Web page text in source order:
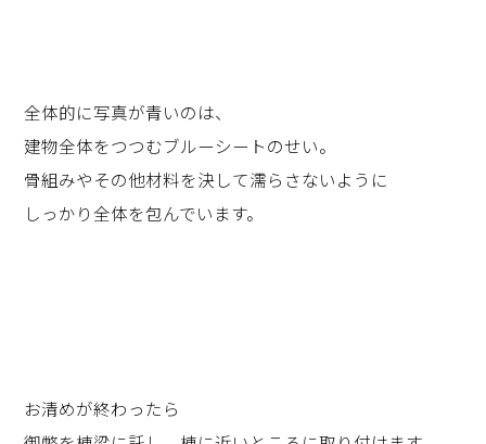
全体的に写真が青いのは、
建物全体をつつむブルーシートのせい。
骨組みやその他材料を決して濡らさないように
しっかり全体を包んでいます。
お清めが終わったら